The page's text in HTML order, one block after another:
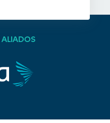
ALIADOS